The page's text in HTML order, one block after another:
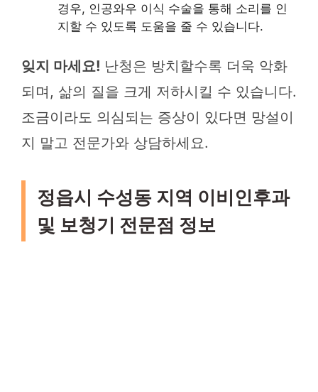
경우, 인공와우 이식 수술을 통해 소리를 인
지할 수 있도록 도움을 줄 수 있습니다.
잊지 마세요! 난청은 방치할수록 더욱 악화
되며, 삶의 질을 크게 저하시킬 수 있습니다.
조금이라도 의심되는 증상이 있다면 망설이
지 말고 전문가와 상담하세요.
정읍시 수성동 지역 이비인후과
및 보청기 전문점 정보